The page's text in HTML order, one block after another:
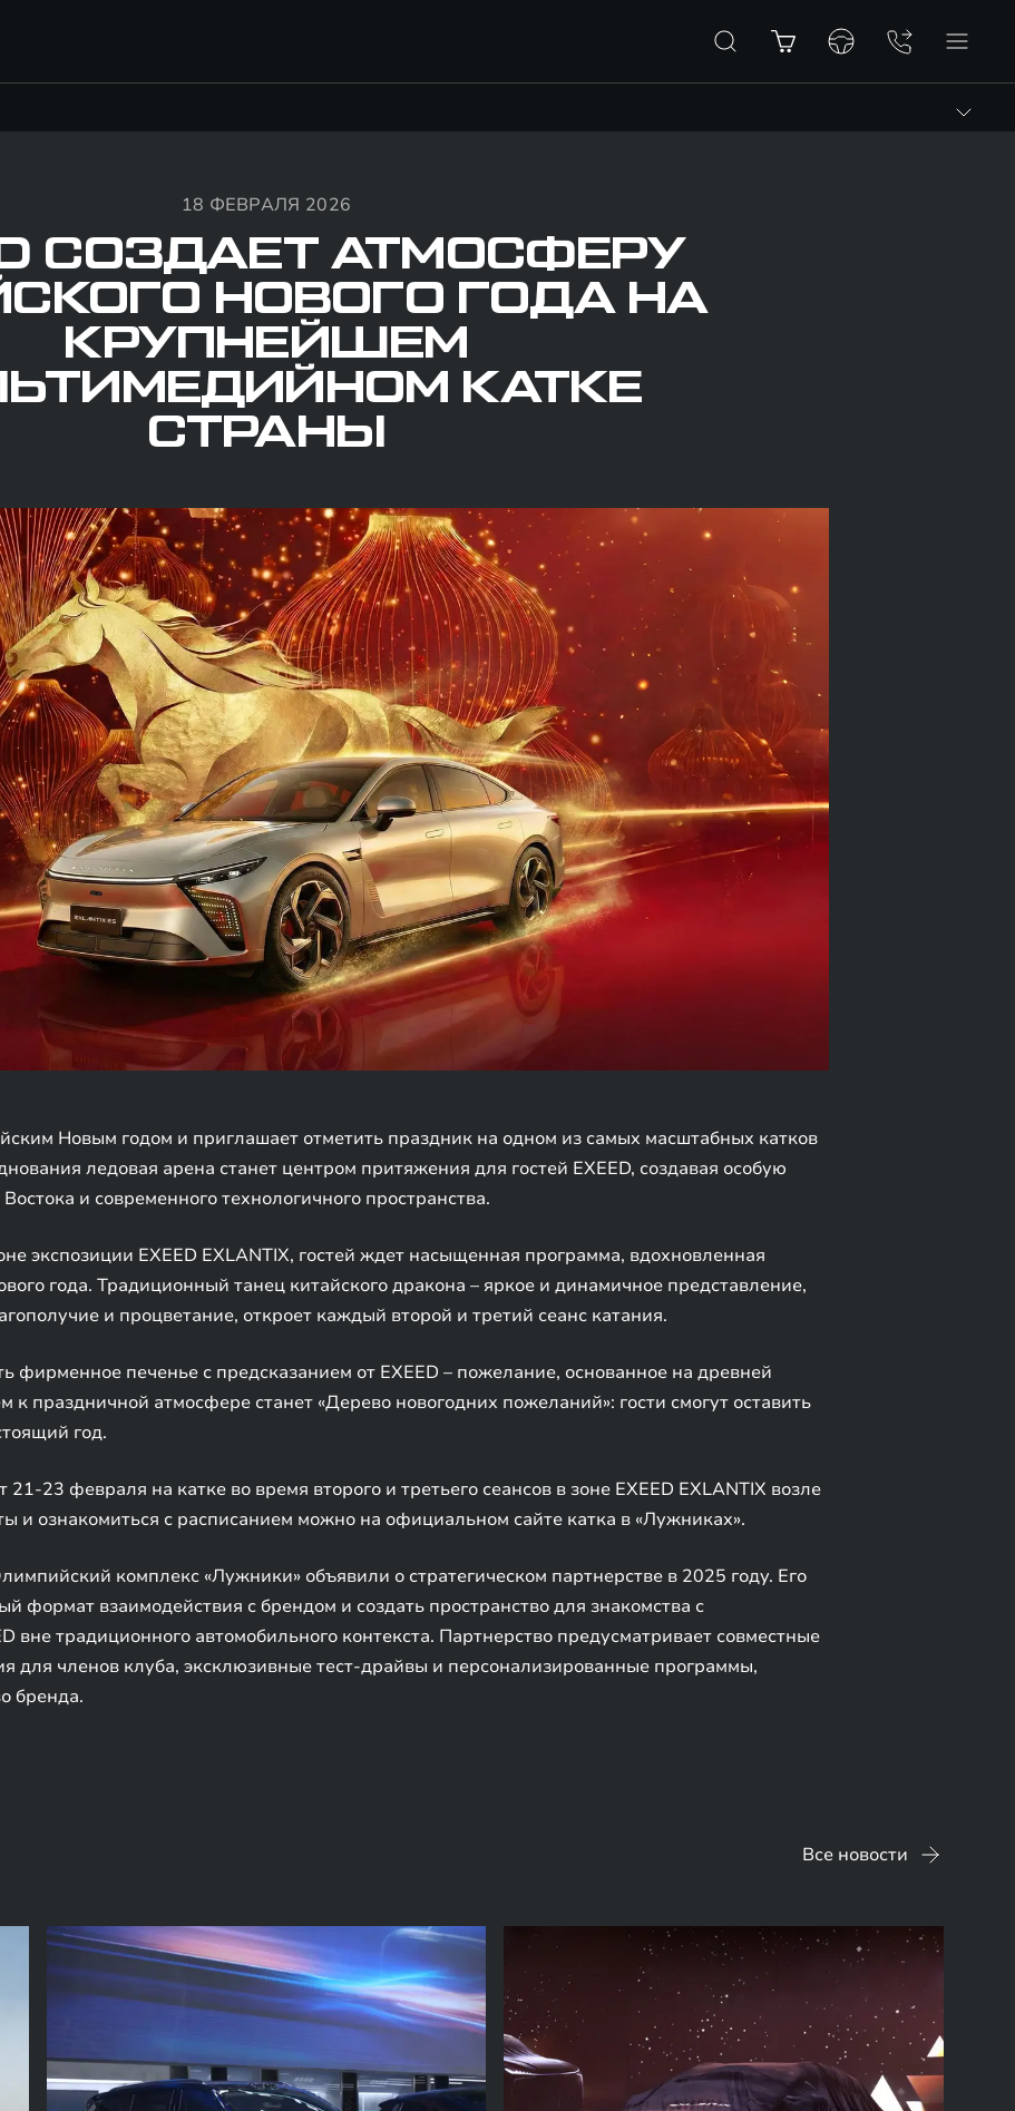
18 ФЕВРАЛЯ 2026
СОЗДАЕТ АТМОСФЕРУ
НОВОГО ГОДА НА
КРУПНЕЙШЕМ
КАТКЕ
СТРАНЫ
Новым годом и приглашает отметить праздник на одном из самых масштабных катков
ледовая арена станет центром притяжения для гостей EXEED, создавая особую
и современного технологичного пространства.
экспозиции EXEED EXLANTIX, гостей ждет насыщенная программа, вдохновленная
года. Традиционный танец китайского дракона – яркое и динамичное представление,
и процветание, откроет каждый второй и третий сеанс катания.
фирменное печенье с предсказанием от EXEED – пожелание, основанное на древней
к праздничной атмосфере станет «Дерево новогодних пожеланий»: гости смогут оставить
год.
23 февраля на катке во время второго и третьего сеансов в зоне EXEED EXLANTIX возле
и ознакомиться с расписанием можно на официальном сайте катка в «Лужниках».
комплекс «Лужники» объявили о стратегическом партнерстве в 2025 году. Его
формат взаимодействия с брендом и создать пространство для знакомства с
вне традиционного автомобильного контекста. Партнерство предусматривает совместные
для членов клуба, эксклюзивные тест-драйвы и персонализированные программы,
бренда.
Все новости